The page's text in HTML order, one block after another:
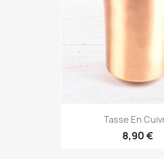
Tasse En
8,90 €